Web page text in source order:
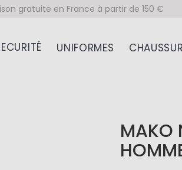
gratuite en France à partir de 150 €
UNIFORMES
MAKO